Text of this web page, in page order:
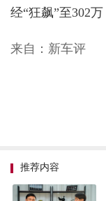
经“狂飙”至302万
来自：新车评
推荐内容